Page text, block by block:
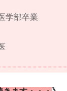
学部卒業